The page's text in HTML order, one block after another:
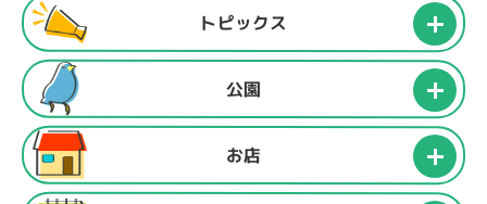
トピックス
公園
お店